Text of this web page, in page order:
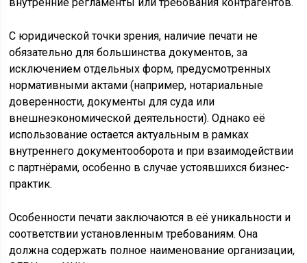
С юридической точки зрения, наличие печати не
обязательно для большинства документов, за
исключением отдельных форм, предусмотренных
нормативными актами (например, нотариальные
доверенности, документы для суда или
внешнеэкономической деятельности). Однако её
использование остается актуальным в рамках
внутреннего документооборота и при взаимодействии
с партнёрами, особенно в случае устоявшихся бизнес-
практик.
Особенности печати заключаются в её уникальности и
соответствии установленным требованиям. Она
должна содержать полное наименование организации,